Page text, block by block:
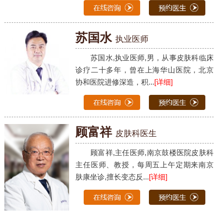
苏国水 执业医师
苏国水,执业医师,男，从事皮肤科临床
诊疗二十多年，曾在上海华山医院，北京
协和医院进修深造，积...[详细]
顾富祥 皮肤科医生
顾富祥,主任医师,南京鼓楼医院皮肤科
主任医师、教授，每周五上午定期来南京
肤康坐诊,擅长变态反...[详细]